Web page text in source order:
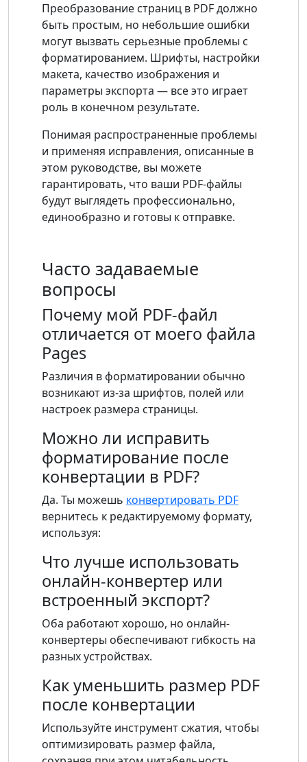
Преобразование страниц в PDF должно
быть простым, но небольшие ошибки
могут вызвать серьезные проблемы с
форматированием. Шрифты, настройки
макета, качество изображения и
параметры экспорта — все это играет
роль в конечном результате.
Понимая распространенные проблемы
и применяя исправления, описанные в
этом руководстве, вы можете
гарантировать, что ваши PDF-файлы
будут выглядеть профессионально,
единообразно и готовы к отправке.
Часто задаваемые
вопросы
Почему мой PDF-файл
отличается от моего файла
Pages
Различия в форматировании обычно
возникают из-за шрифтов, полей или
настроек размера страницы.
Можно ли исправить
форматирование после
конвертации в PDF?
Да. Ты можешь конвертировать PDF
вернитесь к редактируемому формату,
используя:
Что лучше использовать
онлайн-конвертер или
встроенный экспорт?
Оба работают хорошо, но онлайн-
конвертеры обеспечивают гибкость на
разных устройствах.
Как уменьшить размер PDF
после конвертации
Используйте инструмент сжатия, чтобы
оптимизировать размер файла,